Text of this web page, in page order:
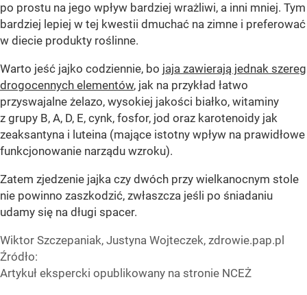
po prostu na jego wpływ bardziej wrażliwi, a inni mniej. Tym
bardziej lepiej w tej kwestii dmuchać na zimne i preferować
w diecie produkty roślinne.
Warto jeść jajko codziennie, bo jaja zawierają jednak szereg
drogocennych elementów, jak na przykład łatwo
przyswajalne żelazo, wysokiej jakości białko, witaminy
z grupy B, A, D, E, cynk, fosfor, jod oraz karotenoidy jak
zeaksantyna i luteina (mające istotny wpływ na prawidłowe
funkcjonowanie narządu wzroku).
Zatem zjedzenie jajka czy dwóch przy wielkanocnym stole
nie powinno zaszkodzić, zwłaszcza jeśli po śniadaniu
udamy się na długi spacer.
Wiktor Szczepaniak, Justyna Wojteczek, zdrowie.pap.pl
Źródło:
Artykuł ekspercki opublikowany na stronie NCEŻ